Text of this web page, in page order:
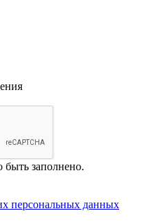
быть заполнено.
персональных данных